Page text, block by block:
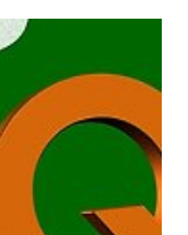
랜 면접관 경험과 지
견을 가질 수 있으며